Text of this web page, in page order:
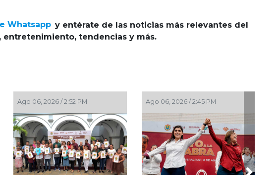
Whatsapp y entérate de las noticias más relevantes del
entretenimiento, tendencias y más.
/ 2:52 PM Ago 06, 2026 / 2:45 PM Ago 06, 2026 / 2:08 PM